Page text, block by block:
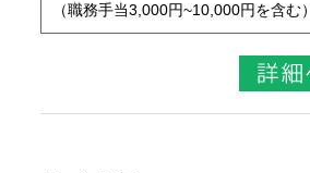
（職務手当3,000円~10,000円を含む）